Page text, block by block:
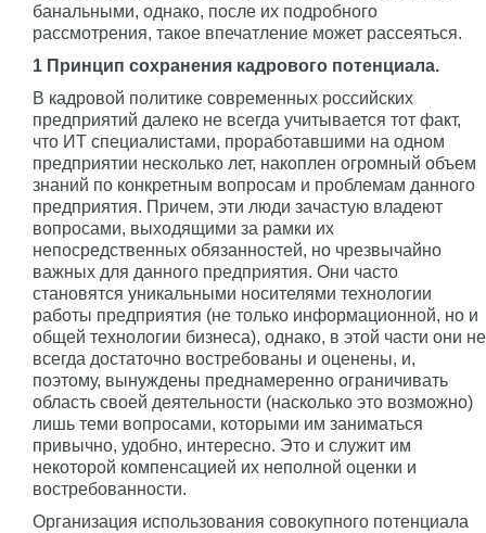
банальными, однако, после их подробного
рассмотрения, такое впечатление может рассеяться.
1 Принцип сохранения кадрового потенциала.
В кадровой политике современных российских
предприятий далеко не всегда учитывается тот факт,
что ИТ специалистами, проработавшими на одном
предприятии несколько лет, накоплен огромный объем
знаний по конкретным вопросам и проблемам данного
предприятия. Причем, эти люди зачастую владеют
вопросами, выходящими за рамки их
непосредственных обязанностей, но чрезвычайно
важных для данного предприятия. Они часто
становятся уникальными носителями технологии
работы предприятия (не только информационной, но и
общей технологии бизнеса), однако, в этой части они не
всегда достаточно востребованы и оценены, и,
поэтому, вынуждены преднамеренно ограничивать
область своей деятельности (насколько это возможно)
лишь теми вопросами, которыми им заниматься
привычно, удобно, интересно. Это и служит им
некоторой компенсацией их неполной оценки и
востребованности.
Организация использования совокупного потенциала